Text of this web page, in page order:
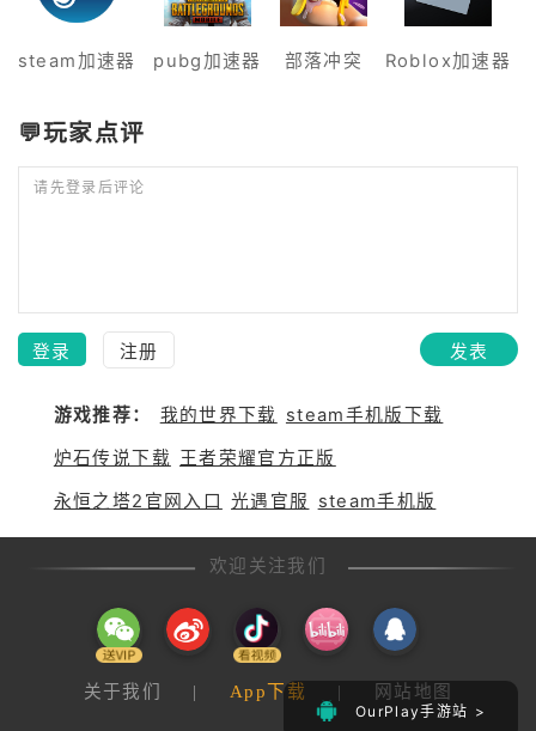
OurPlay手游站 >
steam加速器 pubg加速器 部落冲突 Roblox加速器
💬玩家点评
请先登录后评论
登录 注册 发表
游戏推荐： 我的世界下载 steam手机版下载
炉石传说下载 王者荣耀官方正版
永恒之塔2官网入口 光遇官服 steam手机版
欢迎关注我们
关于我们 | App下载 | 网站地图